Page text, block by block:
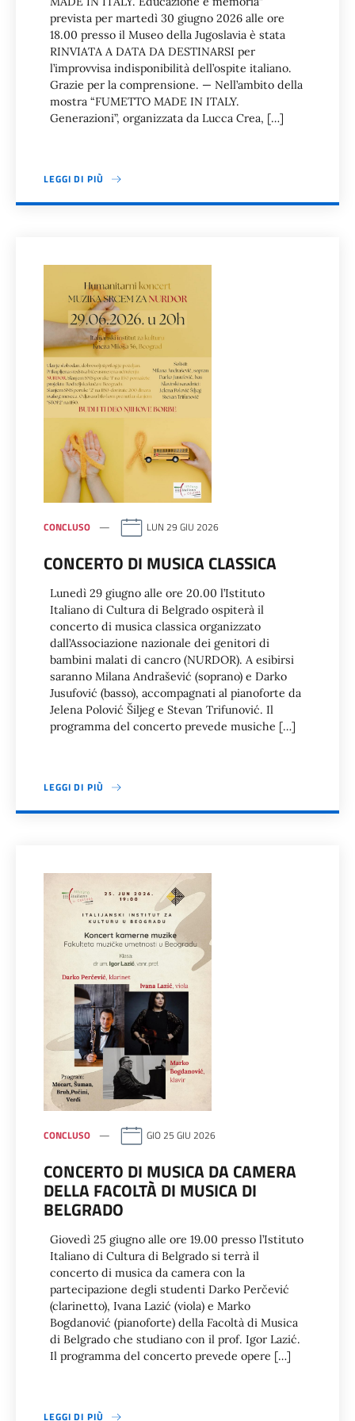
prevista per martedì 30 giugno 2026 alle ore
18.00 presso il Museo della Jugoslavia è stata
RINVIATA A DATA DA DESTINARSI per
l’improvvisa indisponibilità dell’ospite italiano.
Grazie per la comprensione. — Nell’ambito della
mostra “FUMETTO MADE IN ITALY.
Generazioni”, organizzata da Lucca Crea, […]
LEGGI DI PIÙ
CONCLUSO LUN 29 GIU 2026
CONCERTO DI MUSICA CLASSICA
Lunedì 29 giugno alle ore 20.00 l’Istituto
Italiano di Cultura di Belgrado ospiterà il
concerto di musica classica organizzato
dall’Associazione nazionale dei genitori di
bambini malati di cancro (NURDOR). A esibirsi
saranno Milana Andrašević (soprano) e Darko
Jusufović (basso), accompagnati al pianoforte da
Jelena Polović Šiljeg e Stevan Trifunović. Il
programma del concerto prevede musiche […]
LEGGI DI PIÙ
CONCLUSO GIO 25 GIU 2026
CONCERTO DI MUSICA DA CAMERA
DELLA FACOLTÀ DI MUSICA DI
BELGRADO
Giovedì 25 giugno alle ore 19.00 presso l’Istituto
Italiano di Cultura di Belgrado si terrà il
concerto di musica da camera con la
partecipazione degli studenti Darko Perčević
(clarinetto), Ivana Lazić (viola) e Marko
Bogdanović (pianoforte) della Facoltà di Musica
di Belgrado che studiano con il prof. Igor Lazić.
Il programma del concerto prevede opere […]
LEGGI DI PIÙ